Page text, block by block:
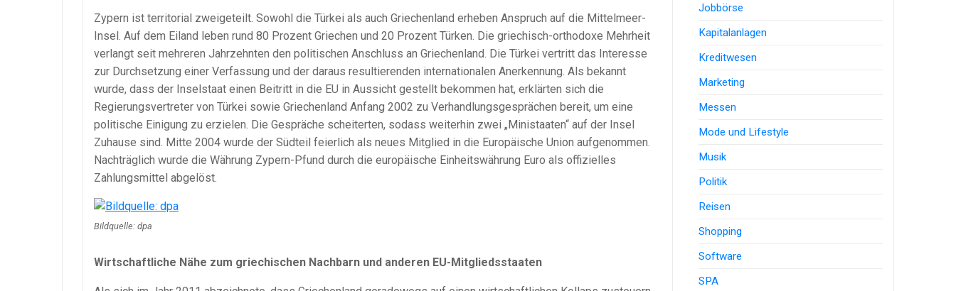
Zypern ist territorial zweigeteilt. Sowohl die Türkei als auch Griechenland erheben Anspruch auf die Mittelmeer-
Insel. Auf dem Eiland leben rund 80 Prozent Griechen und 20 Prozent Türken. Die griechisch-orthodoxe Mehrheit
verlangt seit mehreren Jahrzehnten den politischen Anschluss an Griechenland. Die Türkei vertritt das Interesse
zur Durchsetzung einer Verfassung und der daraus resultierenden internationalen Anerkennung. Als bekannt
wurde, dass der Inselstaat einen Beitritt in die EU in Aussicht gestellt bekommen hat, erklärten sich die
Regierungsvertreter von Türkei sowie Griechenland Anfang 2002 zu Verhandlungsgesprächen bereit, um eine
politische Einigung zu erzielen. Die Gespräche scheiterten, sodass weiterhin zwei „Ministaaten“ auf der Insel
Zuhause sind. Mitte 2004 wurde der Südteil feierlich als neues Mitglied in die Europäische Union aufgenommen.
Nachträglich wurde die Währung Zypern-Pfund durch die europäische Einheitswährung Euro als offizielles
Zahlungsmittel abgelöst.
Bildquelle: dpa
Wirtschaftliche Nähe zum griechischen Nachbarn und anderen EU-Mitgliedsstaaten
Jobbörse
Kapitalanlagen
Kreditwesen
Marketing
Messen
Mode und Lifestyle
Musik
Politik
Reisen
Shopping
Software
SPA